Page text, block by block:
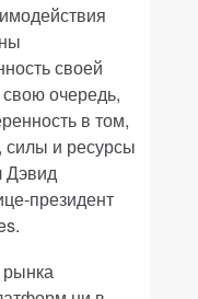
своей
очередь,
в том,
силы и ресурсы
Дэвид
президент
рынка